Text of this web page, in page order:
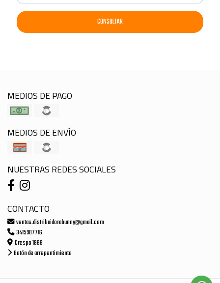
CONSULTAR
MEDIOS DE PAGO
MEDIOS DE ENVÍO
NUESTRAS REDES SOCIALES
CONTACTO
ventas.distribuidorabunny@gmail.com
3415907716
Crespo 1866
Botón de arrepentimiento